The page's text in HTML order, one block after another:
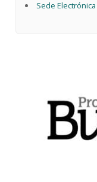
Sede Electrónica